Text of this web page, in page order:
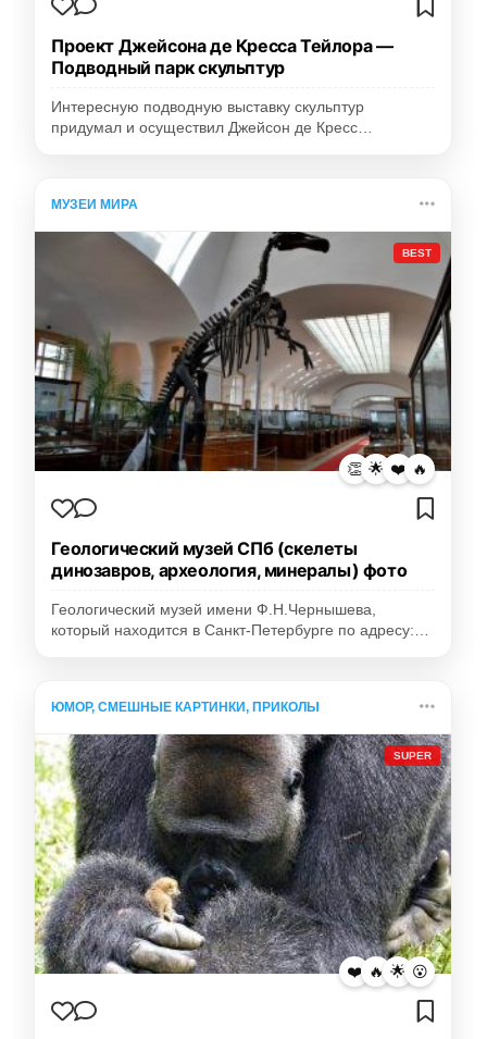
Проект Джейсона де Кресса Тейлора —
Подводный парк скульптур
Интересную подводную выставку скульптур
придумал и осуществил Джейсон де Кресс…
МУЗЕИ МИРА
BEST
👏 🌟 ❤️ 🔥
Геологический музей СПб (скелеты
динозавров, археология, минералы) фото
Геологический музей имени Ф.Н.Чернышева,
который находится в Санкт-Петербурге по адресу:…
ЮМОР, СМЕШНЫЕ КАРТИНКИ, ПРИКОЛЫ
SUPER
❤️ 🔥 🌟 😮